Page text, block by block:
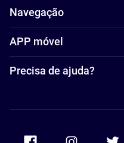
Navegação
APP móvel
Precisa de ajuda?
Accor Facebook